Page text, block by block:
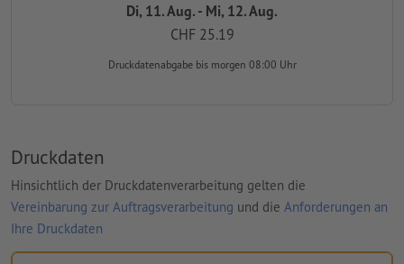
Di, 11. Aug. - Mi, 12. Aug.
CHF 25.19
Druckdatenabgabe bis morgen 08:00 Uhr
Druckdaten
Hinsichtlich der Druckdatenverarbeitung gelten die
Vereinbarung zur Auftragsverarbeitung und die Anforderungen an
Ihre Druckdaten